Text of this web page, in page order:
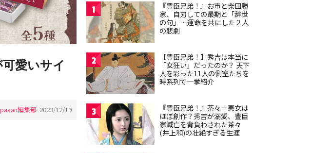
愛いサイ
編集部 2023/12/19
1
『豊臣兄弟！』お市と柴田勝
家、自刃しての最期と「辞世
の句」…運命を共にした２人
の悲劇
2
【豊臣兄弟！】秀吉は本当に
「女狂い」だったのか？ 天下
人を彩った11人の側室たちを
時系列で一挙紹介
3
『豊臣兄弟！』茶々＝悪女は
ほぼ創作？秀吉が溺愛、豊臣
家滅亡を背負わされた茶々
(井上和)の壮絶すぎる生涯